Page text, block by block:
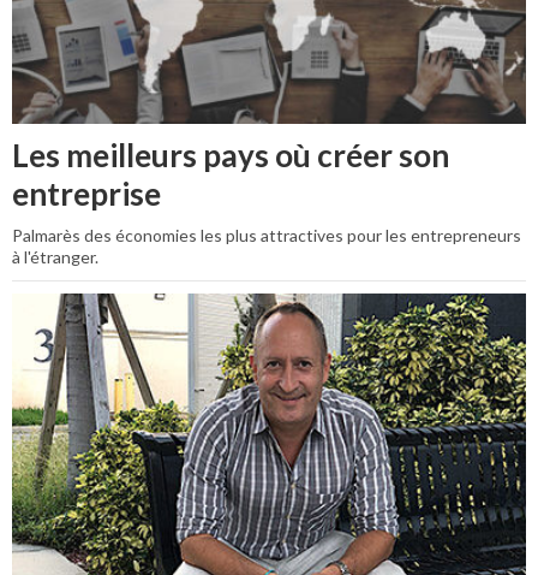
Les meilleurs pays où créer son
entreprise
Palmarès des économies les plus attractives pour les entrepreneurs
à l'étranger.